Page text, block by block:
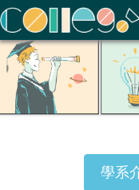
ColleGo! 大學選才與高
學系